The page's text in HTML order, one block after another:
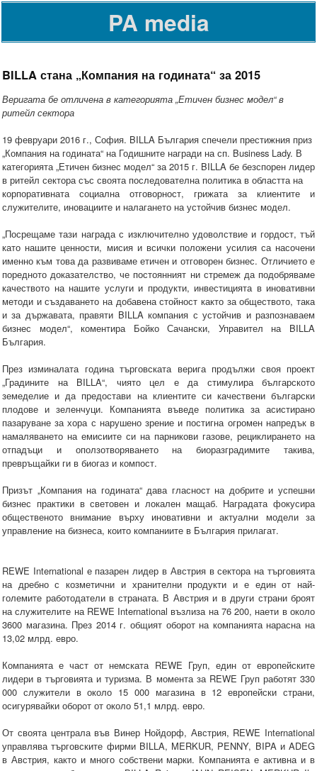
PA media
BILLA стана „Компания на годината“ за 2015
Веригата бе отличена в категорията „Етичен бизнес модел“ в
ритейл сектора
19 февруари 2016 г., София. BILLA България спечели престижния приз
„Компания на годината“ на Годишните награди на сп. Business Lady. В
категорията „Етичен бизнес модел“ за 2015 г. BILLA бе безспорен лидер
в ритейл сектора със своята последователна политика в областта на
корпоративната социална отговорност, грижата за клиентите и
служителите, иновациите и налагането на устойчив бизнес модел.
„Посрещаме тази награда с изключително удоволствие и гордост, тъй
като нашите ценности, мисия и всички положени усилия са насочени
именно към това да развиваме етичен и отговорен бизнес. Отличието е
поредното доказателство, че постоянният ни стремеж да подобряваме
качеството на нашите услуги и продукти, инвестицията в иновативни
методи и създаването на добавена стойност както за обществото, така
и за държавата, правяти BILLA компания с устойчив и разпознаваем
бизнес модел“, коментира Бойко Сачански, Управител на BILLA
България.
През изминалата година търговската верига продължи своя проект
„Градините на BILLA“, чиято цел е да стимулира българското
земеделие и да предостави на клиентите си качествени български
плодове и зеленчуци. Компанията въведе политика за асистирано
пазаруване за хора с нарушено зрение и постигна огромен напредък в
намаляването на емисиите си на парникови газове, рециклирането на
отпадъци и оползотворяването на биоразградимите такива,
превръщайки ги в биогаз и компост.
Призът „Компания на годината“ дава гласност на добрите и успешни
бизнес практики в световен и локален мащаб. Наградата фокусира
общественото внимание върху иновативни и актуални модели за
управление на бизнеса, които компаниите в България прилагат.
REWE International е пазарен лидер в Австрия в сектора на търговията
на дребно с козметични и хранителни продукти и е един от най-
големите работодатели в страната. В Австрия и в други страни броят
на служителите на REWE International възлиза на 76 200, наети в около
3600 магазина. През 2014 г. общият оборот на компанията нарасна на
13,02 млрд. евро.
Компанията е част от немската REWE Груп, един от европейските
лидери в търговията и туризма. В момента за REWE Груп работят 330
000 служители в около 15 000 магазина в 12 европейски страни,
осигурявайки оборот от около 51,1 млрд. евро.
От своята централа във Винер Нойдорф, Австрия, REWE International
управлява търговските фирми BILLA, MERKUR, PENNY, BIPA и ADEG
в Австрия, както и много собствени марки. Компанията е активна и в